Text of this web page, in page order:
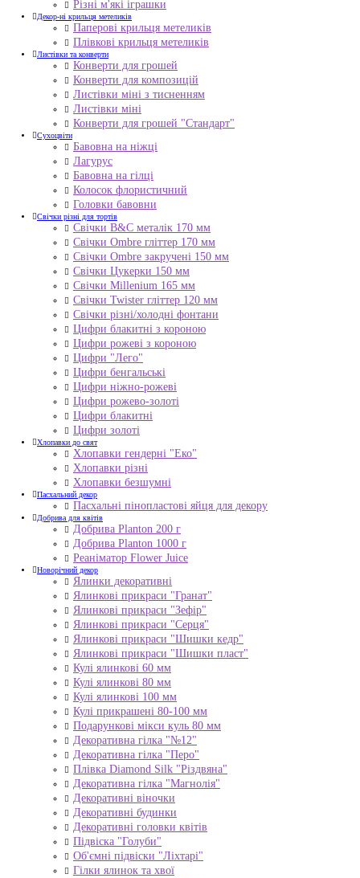
Різні м'які іграшки
Декор-ні крильця метеликів
Паперові крильця метеликів
Плівкові крильця метеликів
Листівки та конверти
Конверти для грошей
Конверти для композицій
Листівки міні з тисненням
Листівки міні
Конверти для грошей "Стандарт"
Сухоцвіти
Бавовна на ніжці
Лагурус
Бавовна на гілці
Колосок флористичний
Головки бавовни
Свічки різні для тортів
Свічки B&C металік 170 мм
Свічки Ombre гліттер 170 мм
Свічки Ombre закручені 150 мм
Свічки Цукерки 150 мм
Свічки Millenium 165 мм
Свічки Twister гліттер 120 мм
Свічки різні/холодні фонтани
Цифри блакитні з короною
Цифри рожеві з короною
Цифри "Лего"
Цифри бенгальські
Цифри ніжно-рожеві
Цифри рожево-золоті
Цифри блакитні
Цифри золоті
Хлопавки до свят
Хлопавки гендерні "Еко"
Хлопавки різні
Хлопавки безшумні
Пасхальний декор
Пасхальні пінопластові яйця для декору
Добрива для квітів
Добрива Planton 200 г
Добрива Planton 1000 г
Реаніматор Flower Juice
Новорічний декор
Ялинки декоративні
Ялинкові прикраси "Гранат"
Ялинкові прикраси "Зефір"
Ялинкові прикраси "Серця"
Ялинкові прикраси "Шишки кедр"
Ялинкові прикраси "Шишки пласт"
Кулі ялинкові 60 мм
Кулі ялинкові 80 мм
Кулі ялинкові 100 мм
Кулі прикрашені 80-100 мм
Подарункові мікси куль 80 мм
Декоративна гілка "№12"
Декоративна гілка "Перо"
Плівка Diamond Silk "Різдвяна"
Декоративна гілка "Магнолія"
Декоративні віночки
Декоративні будинки
Декоративні головки квітів
Підвіска "Голуби"
Об'ємні підвіски "Ліхтарі"
Гілки ялинок та хвої